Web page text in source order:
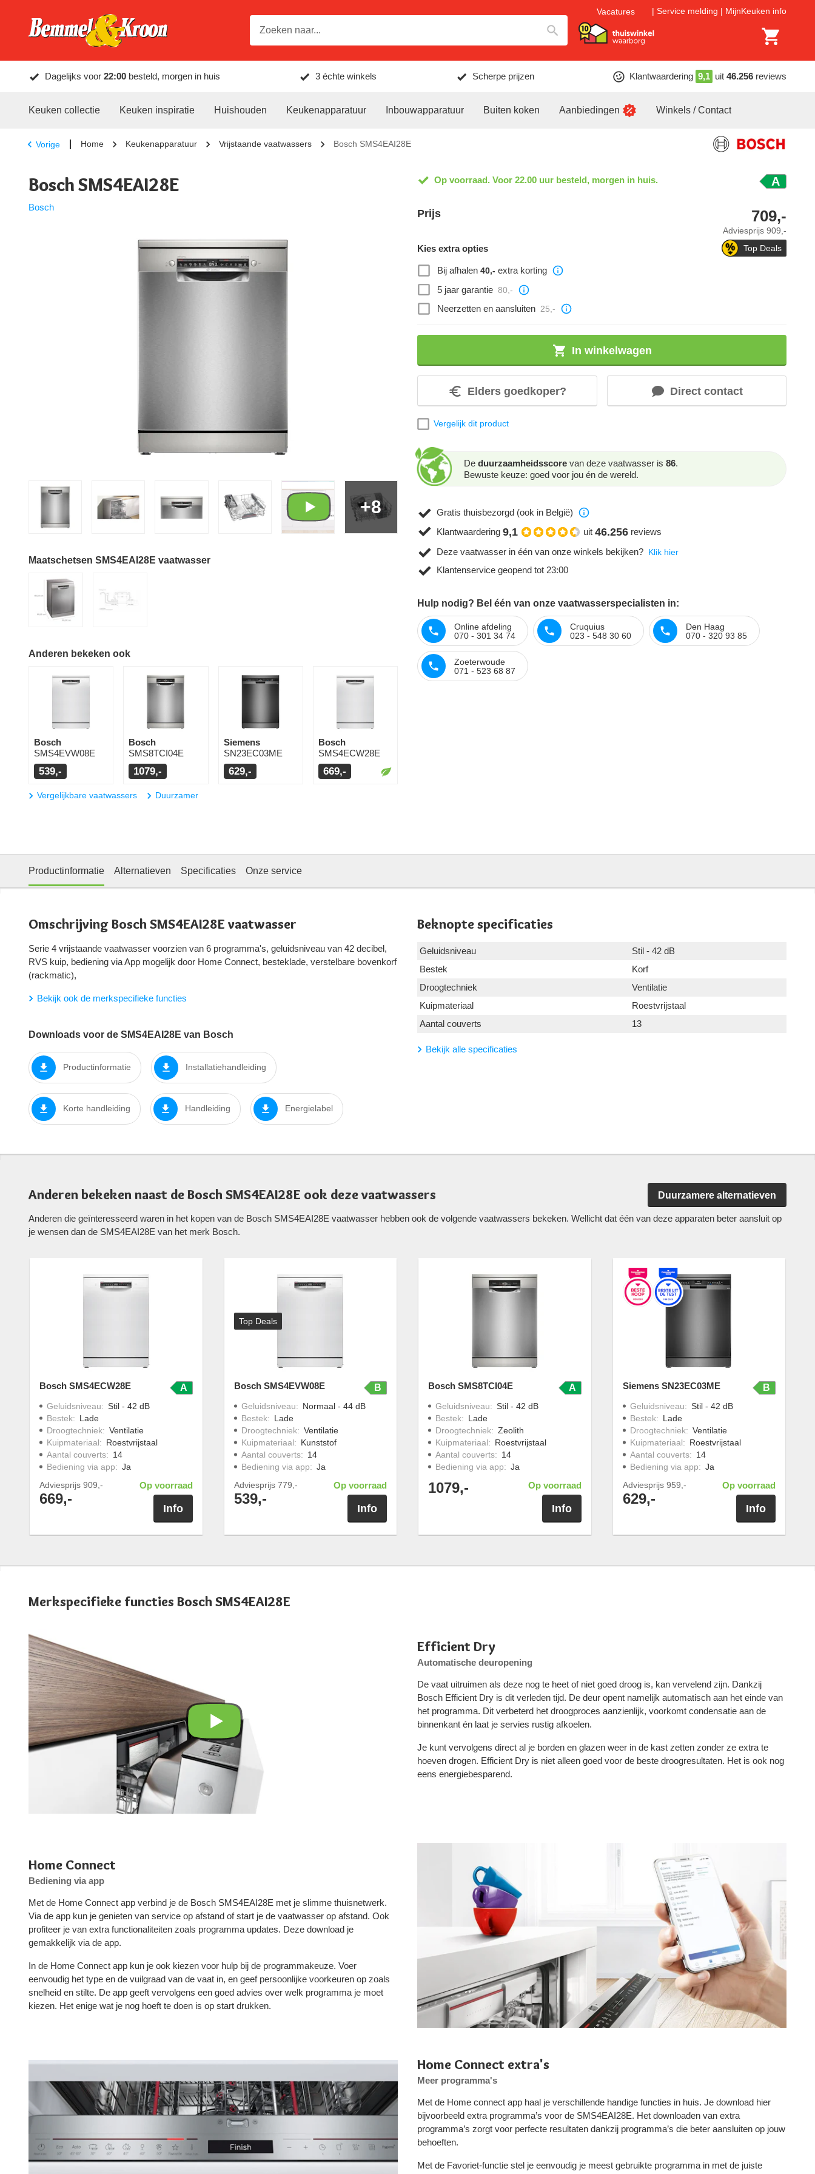
Vacatures Service melding MijnKeuken info
Dagelijks voor 22:00 besteld, morgen in huis 3 échte winkels Scherpe prijzen Klantwaardering 9,1 uit 46.256 reviews
Keuken collectie Keuken inspiratie Huishouden Keukenapparatuur Inbouwapparatuur Buiten koken Aanbiedingen Winkels / Contact
Vorige Home Keukenapparatuur Vrijstaande vaatwassers Bosch SMS4EAI28E
Bosch SMS4EAI28E
Bosch
+8
Maatschetsen SMS4EAI28E vaatwasser
Anderen bekeken ook
Bosch
SMS4EVW08E
539,-
Bosch
SMS8TCI04E
1079,-
Siemens
SN23EC03ME
629,-
Bosch
SMS4ECW28E
669,-
Vergelijkbare vaatwassers Duurzamer
Op voorraad. Voor 22.00 uur besteld, morgen in huis. A
Prijs
Adviesprijs 909,-
709,-
Top Deals
Kies extra opties
Bij afhalen 40,- extra korting
5 jaar garantie 80,-
Neerzetten en aansluiten 25,-
In winkelwagen
Elders goedkoper? Direct contact
Vergelijk dit product
De duurzaamheidsscore van deze vaatwasser is 86.
Bewuste keuze: goed voor jou én de wereld.
Gratis thuisbezorgd (ook in België)
Klantwaardering 9,1 uit 46.256 reviews
Deze vaatwasser in één van onze winkels bekijken? Klik hier
Klantenservice geopend tot 23:00
Hulp nodig? Bel één van onze vaatwasserspecialisten in:
Online afdeling
070 - 301 34 74
Cruquius
023 - 548 30 60
Den Haag
070 - 320 93 85
Zoeterwoude
071 - 523 68 87
Productinformatie Alternatieven Specificaties Onze service
Omschrijving Bosch SMS4EAI28E vaatwasser
Serie 4 vrijstaande vaatwasser voorzien van 6 programma's, geluidsniveau van 42 decibel,
RVS kuip, bediening via App mogelijk door Home Connect, besteklade, verstelbare bovenkorf
(rackmatic),
Bekijk ook de merkspecifieke functies
Downloads voor de SMS4EAI28E van Bosch
Productinformatie Installatiehandleiding
Korte handleiding Handleiding Energielabel
Beknopte specificaties
Geluidsniveau
Stil - 42 dB
Bestek
Korf
Droogtechniek
Ventilatie
Kuipmateriaal
Roestvrijstaal
Aantal couverts
13
Bekijk alle specificaties
Anderen bekeken naast de Bosch SMS4EAI28E ook deze vaatwassers Duurzamere alternatieven
Anderen die geïnteresseerd waren in het kopen van de Bosch SMS4EAI28E vaatwasser hebben ook de volgende vaatwassers bekeken. Wellicht dat één van deze apparaten beter aansluit op
je wensen dan de SMS4EAI28E van het merk Bosch.
Bosch SMS4ECW28E A
Geluidsniveau: Stil - 42 dB
Bestek: Lade
Droogtechniek: Ventilatie
Kuipmateriaal: Roestvrijstaal
Aantal couverts: 14
Bediening via app: Ja
Adviesprijs 909,-
669,-
Op voorraad
Info
Top Deals
Bosch SMS4EVW08E B
Geluidsniveau: Normaal - 44 dB
Bestek: Lade
Droogtechniek: Ventilatie
Kuipmateriaal: Kunststof
Aantal couverts: 14
Bediening via app: Ja
Adviesprijs 779,-
539,-
Op voorraad
Info
Bosch SMS8TCI04E A
Geluidsniveau: Stil - 42 dB
Bestek: Lade
Droogtechniek: Zeolith
Kuipmateriaal: Roestvrijstaal
Aantal couverts: 14
Bediening via app: Ja
1079,- Op voorraad
Info
Siemens SN23EC03ME B
Geluidsniveau: Stil - 42 dB
Bestek: Lade
Droogtechniek: Ventilatie
Kuipmateriaal: Roestvrijstaal
Aantal couverts: 14
Bediening via app: Ja
Adviesprijs 959,-
629,-
Op voorraad
Info
Merkspecifieke functies Bosch SMS4EAI28E
Efficient Dry
Automatische deuropening
De vaat uitruimen als deze nog te heet of niet goed droog is, kan vervelend zijn. Dankzij
Bosch Efficient Dry is dit verleden tijd. De deur opent namelijk automatisch aan het einde van
het programma. Dit verbeterd het droogproces aanzienlijk, voorkomt condensatie aan de
binnenkant én laat je servies rustig afkoelen.
Je kunt vervolgens direct al je borden en glazen weer in de kast zetten zonder ze extra te
hoeven drogen. Efficient Dry is niet alleen goed voor de beste droogresultaten. Het is ook nog
eens energiebesparend.
Home Connect
Bediening via app
Met de Home Connect app verbind je de Bosch SMS4EAI28E met je slimme thuisnetwerk.
Via de app kun je genieten van service op afstand of start je de vaatwasser op afstand. Ook
profiteer je van extra functionaliteiten zoals programma updates. Deze download je
gemakkelijk via de app.
In de Home Connect app kun je ook kiezen voor hulp bij de programmakeuze. Voer
eenvoudig het type en de vuilgraad van de vaat in, en geef persoonlijke voorkeuren op zoals
snelheid en stilte. De app geeft vervolgens een goed advies over welk programma je moet
kiezen. Het enige wat je nog hoeft te doen is op start drukken.
Home Connect extra's
Meer programma's
Met de Home connect app haal je verschillende handige functies in huis. Je download hier
bijvoorbeeld extra programma’s voor de SMS4EAI28E. Het downloaden van extra
programma’s zorgt voor perfecte resultaten dankzij programma’s die beter aansluiten op jouw
behoeften.
Met de Favoriet-functie stel je eenvoudig je meest gebruikte programma in met de juiste